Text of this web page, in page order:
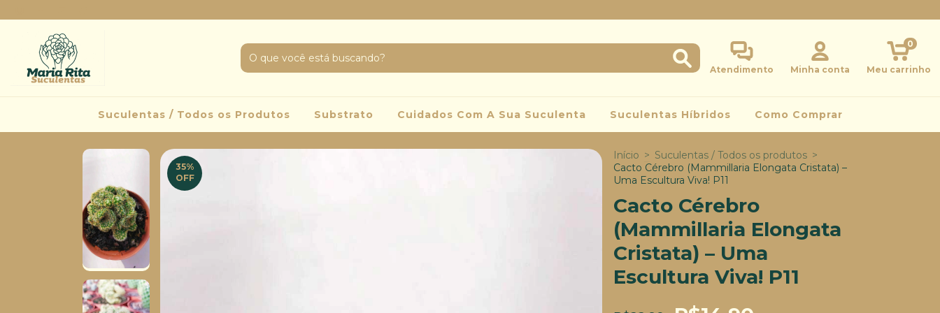
Atendimento Minha conta Meu carrinho
0
Suculentas / Todos os Produtos Substrato Cuidados Com A Sua Suculenta Suculentas Híbridos Como Comprar
35%
OFF
Início > Suculentas / Todos os produtos >
Cacto Cérebro (Mammillaria Elongata Cristata) –
Uma Escultura Viva! P11
Cacto Cérebro
(Mammillaria Elongata
Cristata) – Uma
Escultura Viva! P11